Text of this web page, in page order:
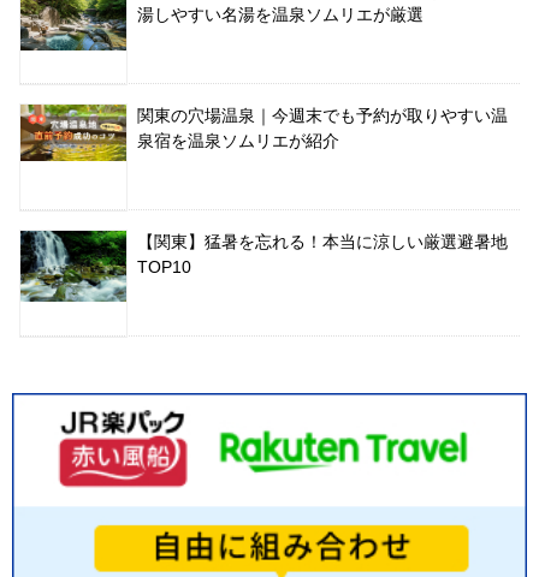
湯しやすい名湯を温泉ソムリエが厳選
関東の穴場温泉｜今週末でも予約が取りやすい温
泉宿を温泉ソムリエが紹介
【関東】猛暑を忘れる！本当に涼しい厳選避暑地
TOP10